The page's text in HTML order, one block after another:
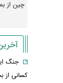
جنگ
کسانی از